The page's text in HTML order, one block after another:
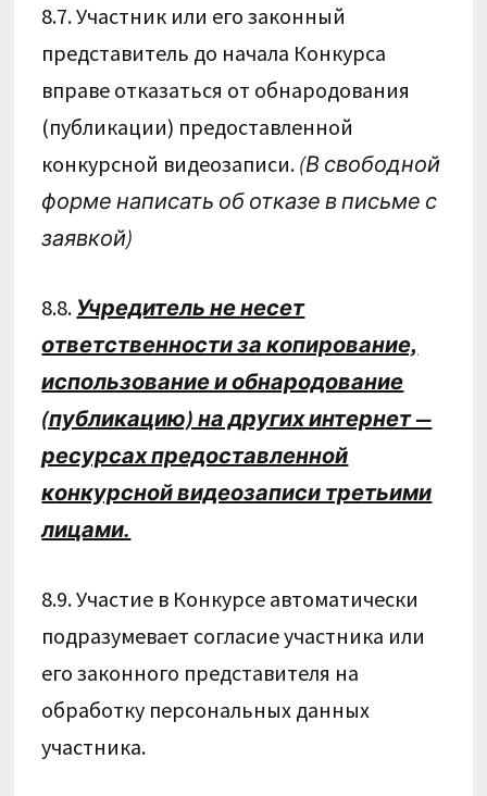
8.7. Участник или его законный
представитель до начала Конкурса
вправе отказаться от обнародования
(публикации) предоставленной
конкурсной видеозаписи. (В свободной
форме написать об отказе в письме с
заявкой)
8.8. Учредитель не несет
ответственности за копирование,
использование и обнародование
(публикацию) на других интернет —
ресурсах предоставленной
конкурсной видеозаписи третьими
лицами.
8.9. Участие в Конкурсе автоматически
подразумевает согласие участника или
его законного представителя на
обработку персональных данных
участника.